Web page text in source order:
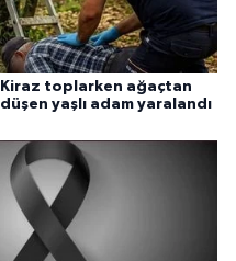
Kiraz toplarken ağaçtan
düşen yaşlı adam yaralandı